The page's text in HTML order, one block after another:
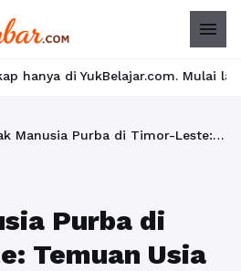
menu
Mulai langkah
Jejak Manusia Purba di Timor-Leste: Temuan Usia 44,000 Tahun yang Mengejutkan
Purba di
Temuan Usia